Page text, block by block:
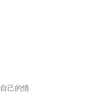
己的情